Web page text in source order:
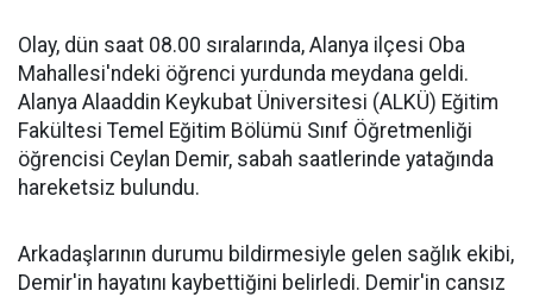
Olay, dün saat 08.00 sıralarında, Alanya ilçesi Oba
Mahallesi'ndeki öğrenci yurdunda meydana geldi.
Alanya Alaaddin Keykubat Üniversitesi (ALKÜ) Eğitim
Fakültesi Temel Eğitim Bölümü Sınıf Öğretmenliği
öğrencisi Ceylan Demir, sabah saatlerinde yatağında
hareketsiz bulundu.
Arkadaşlarının durumu bildirmesiyle gelen sağlık ekibi,
Demir'in hayatını kaybettiğini belirledi. Demir'in cansız